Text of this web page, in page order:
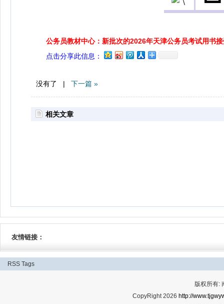
公务员教材中心：新批次的2026年天津公务员考试用书
点击分享此信息：
没有了 | 下一篇 »
相关文章
友情链接：
RSS Tags
版权所有:
CopyRight 2026 http://